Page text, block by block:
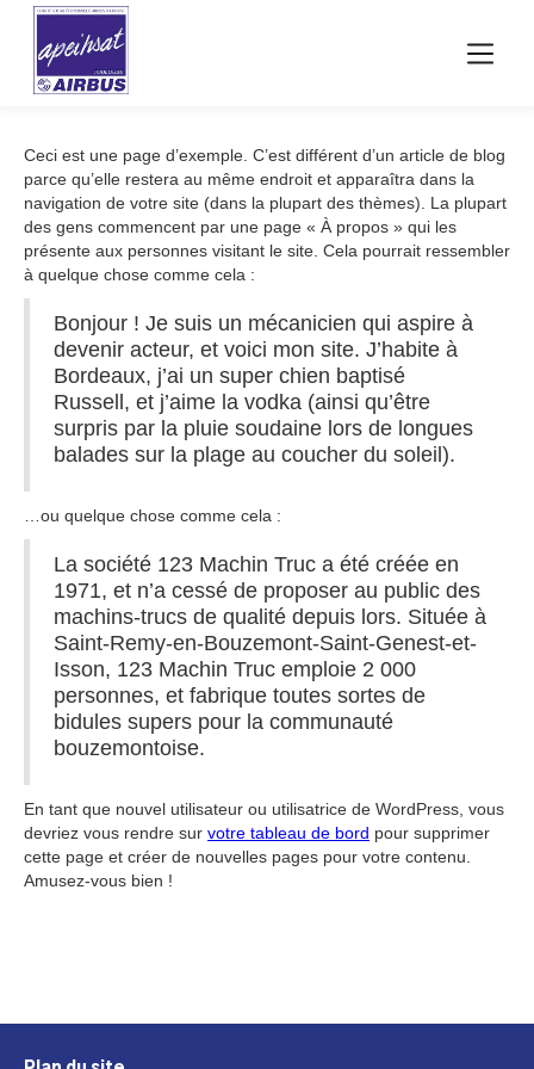
Page d’exemple
Ceci est une page d’exemple. C’est différent d’un article de blog
parce qu’elle restera au même endroit et apparaîtra dans la
navigation de votre site (dans la plupart des thèmes). La plupart
des gens commencent par une page « À propos » qui les
présente aux personnes visitant le site. Cela pourrait ressembler
à quelque chose comme cela :
Bonjour ! Je suis un mécanicien qui aspire à
devenir acteur, et voici mon site. J’habite à
Bordeaux, j’ai un super chien baptisé
Russell, et j’aime la vodka (ainsi qu’être
surpris par la pluie soudaine lors de longues
balades sur la plage au coucher du soleil).
…ou quelque chose comme cela :
La société 123 Machin Truc a été créée en
1971, et n’a cessé de proposer au public des
machins-trucs de qualité depuis lors. Située à
Saint-Remy-en-Bouzemont-Saint-Genest-et-
Isson, 123 Machin Truc emploie 2 000
personnes, et fabrique toutes sortes de
bidules supers pour la communauté
bouzemontoise.
En tant que nouvel utilisateur ou utilisatrice de WordPress, vous
devriez vous rendre sur votre tableau de bord pour supprimer
cette page et créer de nouvelles pages pour votre contenu.
Amusez-vous bien !